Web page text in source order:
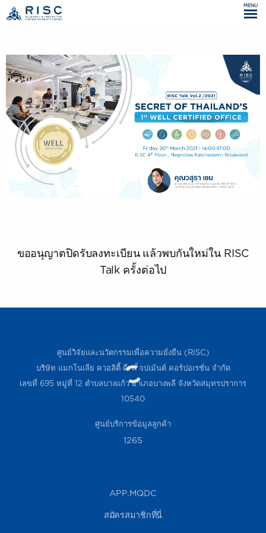
MENU
ขออนุญาตปิดรับลงทะเบียน แล้วพบกันใหม่ใน RISC
Talk ครั้งต่อไป
ศูนย์วิจัยและนวัตกรรมเพื่อความยั่งยืน (RISC)
บริษัท แมกโนเลีย ควอลิตี้ ดีเวล็อปเม้นต์ คอร์ปอเรชั่น จำกัด
เลขที่ 695 หมู่ที่ 12 ตำบลบางแก้ว อำเภอบางพลี จังหวัดสมุทรปราการ
10540
ศูนย์บริการข้อมูลลูกค้า
1265
APP.MQDC
สมัครสมาชิกที่นี่